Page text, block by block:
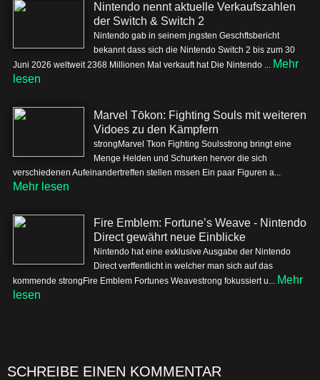
Nintendo nennt aktuelle Verkaufszahlen
der Switch & Switch 2
Nintendo gab in seinem jngsten Geschftsbericht
bekannt dass sich die Nintendo Switch 2 bis zum 30
Juni 2026 weltweit 2368 Millionen Mal verkauft hat Die Nintendo ... Mehr
lesen
Marvel Tōkon: Fighting Souls mit weiteren
Vidoes zu den Kämpfern
strongMarvel Tkon Fighting Soulsstrong bringt eine
Menge Helden und Schurken hervor die sich
verschiedenen Aufeinandertreffen stellen mssen Ein paar Figuren a...
Mehr lesen
Fire Emblem: Fortune’s Weave - Nintendo
Direct gewährt neue Einblicke
Nintendo hat eine exklusive Ausgabe der Nintendo
Direct verffentlicht in welcher man sich auf das
kommende strongFire Emblem Fortunes Weavestrong fokussiert u... Mehr
lesen
SCHREIBE EINEN KOMMENTAR